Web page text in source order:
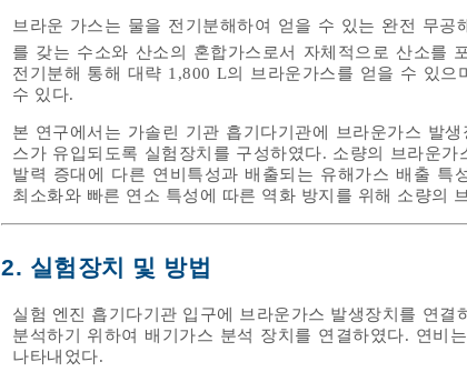
브라운 가스는 물을 전기분해하여 얻을 수 있는 완전 무공
를 갖는 수소와 산소의 혼합가스로서 자체적으로 산소를
전기분해 통해 대략 1,800 L의 브라운가스를 얻을 수 있
수 있다.
본 연구에서는 가솔린 기관 흡기다기관에 브라운가스 발
스가 유입되도록 실험장치를 구성하였다. 소량의 브라운
발력 증대에 다른 연비특성과 배출되는 유해가스 배출 특
최소화와 빠른 연소 특성에 따른 역화 방지를 위해 소량의
2. 실험장치 및 방법
실험 엔진 흡기다기관 입구에 브라운가스 발생장치를 연
분석하기 위하여 배기가스 분석 장치를 연결하였다. 연비
나타내었다.